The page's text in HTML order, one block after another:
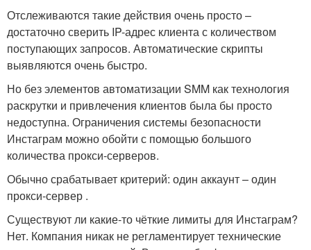
Отслеживаются такие действия очень просто –
достаточно сверить IP-адрес клиента с количеством
поступающих запросов. Автоматические скрипты
выявляются очень быстро.
Но без элементов автоматизации SMM как технология
раскрутки и привлечения клиентов была бы просто
недоступна. Ограничения системы безопасности
Инстаграм можно обойти с помощью большого
количества прокси-серверов.
Обычно срабатывает критерий: один аккаунт – один
прокси-сервер .
Существуют ли какие-то чёткие лимиты для Инстаграм?
Нет. Компания никак не регламентирует технические